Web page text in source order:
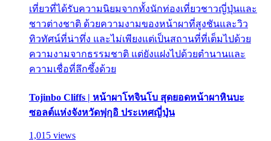
เที่ยวที่ได้รับความนิยมจากทั้งนักท่องเที่ยวชาวญี่ปุ่นและ
ชาวต่างชาติ ด้วยความงามของหน้าผาที่สูงชันและวิว
ทิวทัศน์ที่น่าทึ่ง และไม่เพียงแต่เป็นสถานที่ที่เต็มไปด้วย
ความงามจากธรรมชาติ แต่ยังแฝงไปด้วยตำนานและ
ความเชื่อที่ลึกซึ้งด้วย
Tojinbo Cliffs | หน้าผาโทจินโบ สุดยอดหน้าผาหินบะ
ซอลต์แห่งจังหวัดฟุกุอิ ประเทศญี่ปุ่น
1,015 views